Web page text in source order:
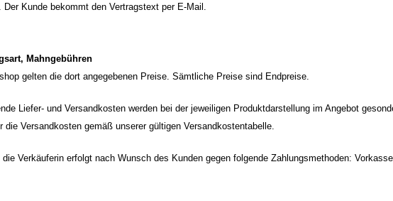
Kunde bekommt den Vertragstext per E-Mail.
Mahngebühren
gelten die dort angegebenen Preise. Sämtliche Preise sind Endpreise.
Liefer- und Versandkosten werden bei der jeweiligen Produktdarstellung im Angebot
die Versandkosten gemäß unserer gültigen Versandkostentabelle.
Verkäuferin erfolgt nach Wunsch des Kunden gegen folgende Zahlungsmethoden: